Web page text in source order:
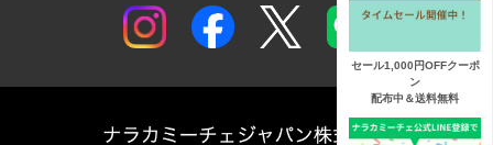
セール1,000円OFFクーポ
ン
配布中＆送料無料